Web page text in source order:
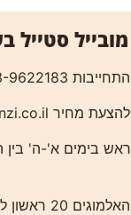
סטייל
03-9622183
להצעת מחיר
ראשון לציון